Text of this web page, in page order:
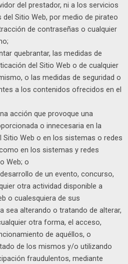
del prestador, ni a los servicios
Sitio Web, por medio de pirateo
de contraseñas o cualquier
quebrantar, las medidas de
del Sitio Web o de cualquier
o las medidas de seguridad o
a los contenidos ofrecidos en el
acción que provoque una
o innecesaria en la
Sitio Web o en los sistemas o redes
en los sistemas y redes
Web; o
de un evento, concurso,
otra actividad disponible a
o cualesquiera de sus
sea alterando o tratando de alterar,
otra forma, el acceso,
de aquéllos, o
de los mismos y/o utilizando
fraudulentos, mediante